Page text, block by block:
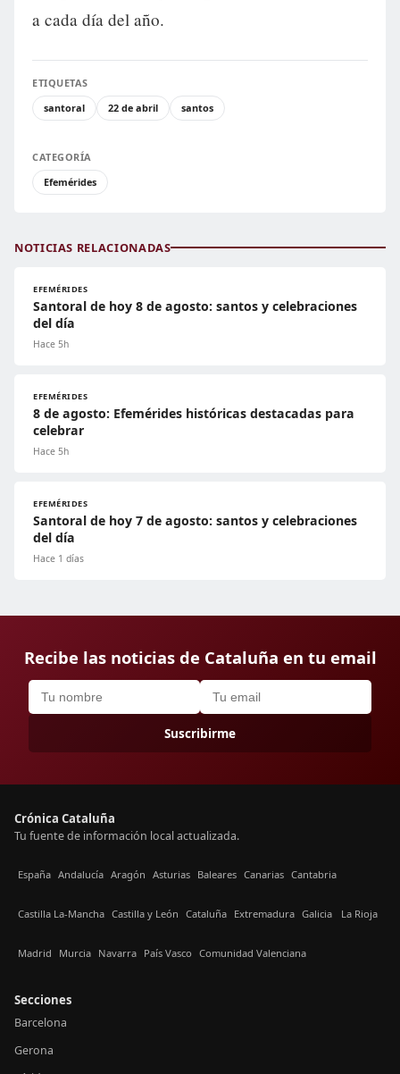
a cada día del año.
ETIQUETAS
santoral
22 de abril santos
CATEGORÍA
Efemérides
NOTICIAS RELACIONADAS
EFEMÉRIDES
Santoral de hoy 8 de agosto: santos y celebraciones
del día
Hace 5h
EFEMÉRIDES
8 de agosto: Efemérides históricas destacadas para
celebrar
Hace 5h
EFEMÉRIDES
Santoral de hoy 7 de agosto: santos y celebraciones
del día
Hace 1 días
Recibe las noticias de Cataluña en tu email
Suscribirme
Crónica Cataluña
Tu fuente de información local actualizada.
España Andalucía Aragón Asturias Baleares Canarias Cantabria
Castilla La-Mancha Castilla y León Cataluña Extremadura Galicia La Rioja
Madrid Murcia Navarra País Vasco Comunidad Valenciana
Secciones
Barcelona
Gerona